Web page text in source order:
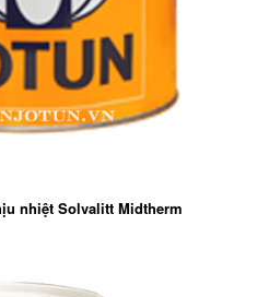
nhiệt Solvalitt Midtherm